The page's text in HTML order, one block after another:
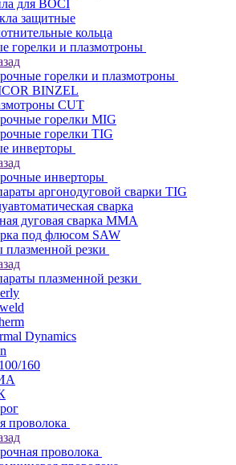
для BOCI
защитные
кольца
горелки и плазмотроны
горелки и плазмотроны
BINZEL
CUT
горелки MIG
горелки TIG
инверторы
инверторы
аргонодуговой сварки TIG
сварка
дуговая сварка MMA
под флюсом SAW
плазменной резки
плазменной резки
Dynamics
160
проволока
проволока